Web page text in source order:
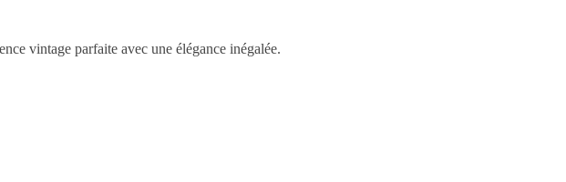
vintage parfaite avec une élégance inégalée.